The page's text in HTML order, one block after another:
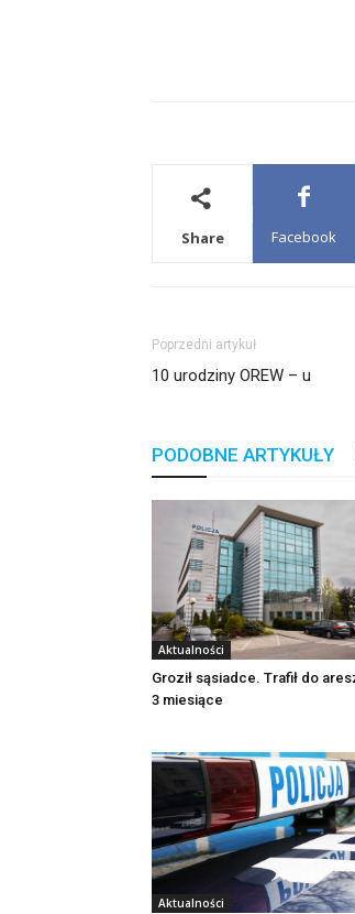
Share Facebook
Poprzedni artykuł
10 urodziny OREW – u
PODOBNE ARTYKUŁY
Aktualności
Groził sąsiadce. Trafił do
3 miesiące
Aktualności